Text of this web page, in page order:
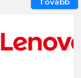
Tovább